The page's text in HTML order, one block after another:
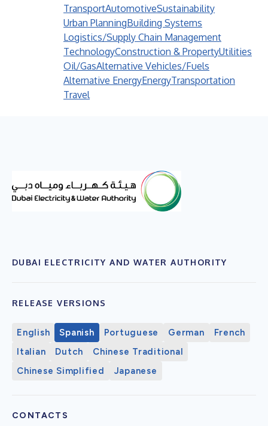
TransportAutomotiveSustainability
Urban PlanningBuilding Systems
Logistics/Supply Chain Management
TechnologyConstruction & PropertyUtilities
Oil/GasAlternative Vehicles/Fuels
Alternative EnergyEnergyTransportation
Travel
DUBAI ELECTRICITY AND WATER AUTHORITY
RELEASE VERSIONS
English Spanish Portuguese German
French
Italian
Dutch
Chinese Traditional
Chinese Simplified
Japanese
CONTACTS